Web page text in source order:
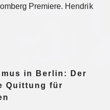
Premiere. Hendrik
in Berlin: Der
Quittung für